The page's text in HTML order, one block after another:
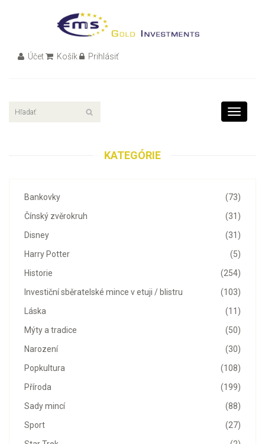
Účet Košík Prihlásiť
Toggle
KATEGÓRIE
(73)
Bankovky
(31)
Čínský zvěrokruh
(31)
Disney
(5)
Harry Potter
(254)
Historie
(103)
Investiční sběratelské mince v etuji / blistru
(11)
Láska
(50)
Mýty a tradice
(30)
Narození
(108)
Popkultura
(199)
Příroda
(88)
Sady mincí
(27)
Sport